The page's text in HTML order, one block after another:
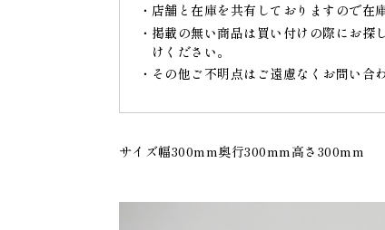
店舗と在庫を共有しておりますので在
掲載の無い商品は買い付けの際にお探
けください。
その他ご不明点はご遠慮なくお問い合
サイズ幅300mm奥行300mm高さ300mm